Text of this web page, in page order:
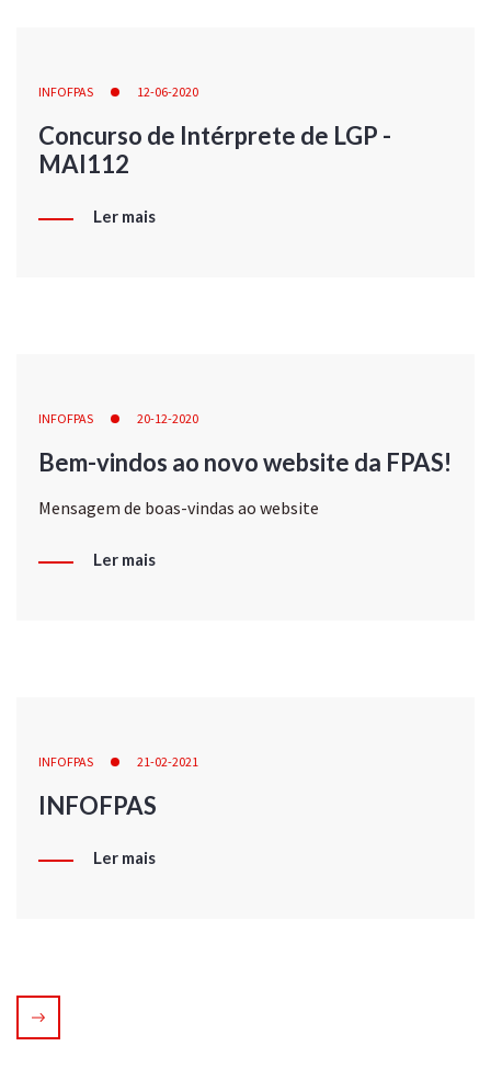
INFOFPAS 12-06-2020
Concurso de Intérprete de LGP -
MAI112
Ler mais
INFOFPAS 20-12-2020
Bem-vindos ao novo website da FPAS!
Mensagem de boas-vindas ao website
Ler mais
INFOFPAS 21-02-2021
INFOFPAS
Ler mais